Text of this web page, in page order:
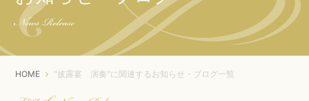
News Release
HOME "披露宴 演奏"に関連するお知らせ・ブログ一覧